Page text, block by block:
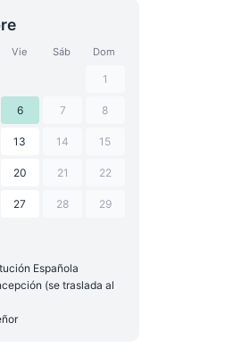
Vie Sáb Dom
1
6 7 8
13 14 15
20 21 22
27 28 29
Española
(se traslada al